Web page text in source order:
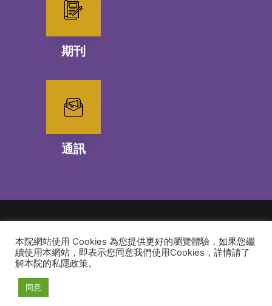
期刊
通訊
© 2026 建道神學院Alliance Bible Seminary. All rights reserved
本院網站使用 Cookies 為您提供更好的瀏覽體驗，如果您繼
續使用本網站，即表示您同意我們使用Cookies，詳情請了
解本院的私隱政策。
同意